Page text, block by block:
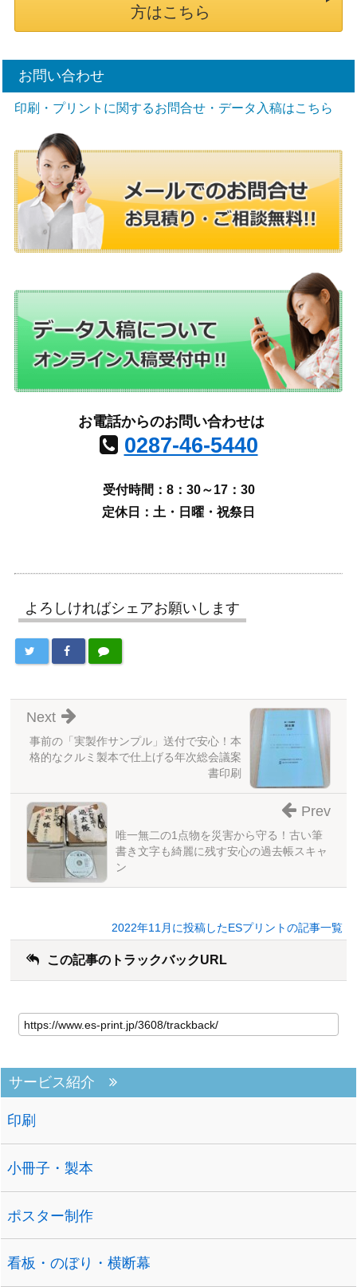
方はこちら
お問い合わせ
印刷・プリントに関するお問合せ・データ入稿はこちら
お電話からのお問い合わせは
0287-46-5440
受付時間：8：30～17：30
定休日：土・日曜・祝祭日
よろしければシェアお願いします
事前の「実製作サンプル」送付で安心！本
格的なクルミ製本で仕上げる年次総会議案
書印刷
Next
唯一無二の1点物を災害から守る！古い筆
書き文字も綺麗に残す安心の過去帳スキャ
ン
Prev
2022年11月に投稿したESプリントの記事一覧
この記事のトラックバックURL
サービス紹介
印刷
小冊子・製本
ポスター制作
看板・のぼり・横断幕